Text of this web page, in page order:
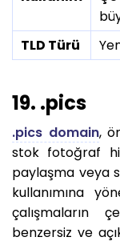
TLD Türü
19. .pics
.pics domain,
stok fotoğraf
paylaşma veya
kullanımına
çalışmaların
benzersiz ve